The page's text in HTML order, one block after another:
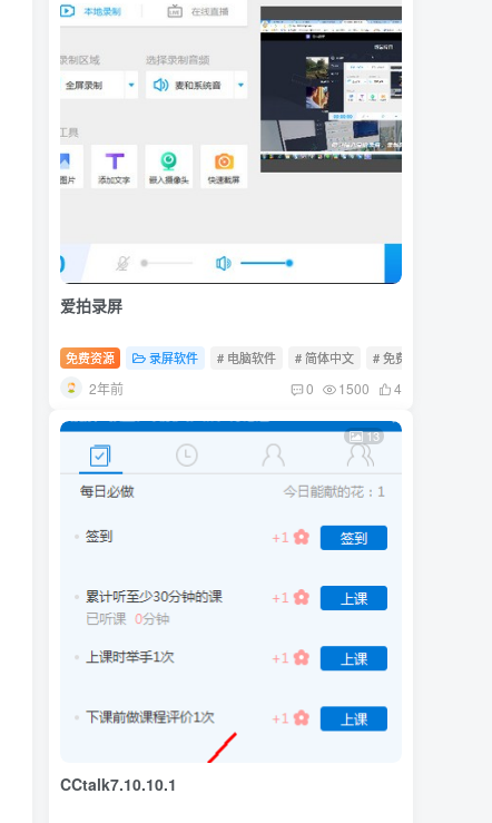
爱拍录屏
免费资源 录屏软件 # 电脑软件 # 简体中文 # 免费软件
2年前 0 1500 4
13
CCtalk7.10.10.1